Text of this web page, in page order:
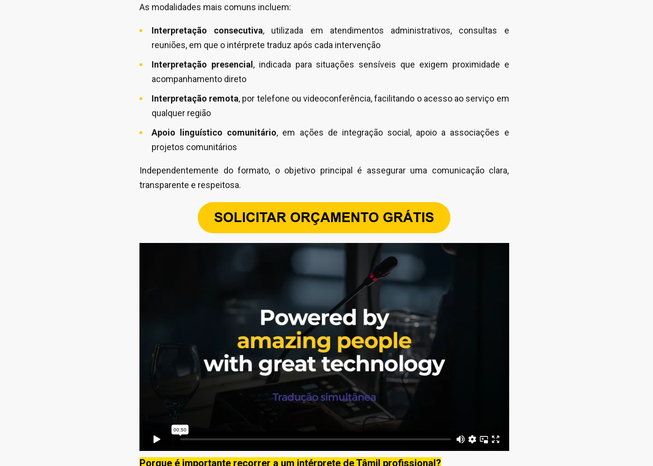
As modalidades mais comuns incluem:
Interpretação consecutiva, utilizada em atendimentos administrativos, consultas e
reuniões, em que o intérprete traduz após cada intervenção
Interpretação presencial , indicada para situações sensíveis que exigem proximidade e
acompanhamento direto
Interpretação remota, por telefone ou videoconferência, facilitando o acesso ao serviço em
qualquer região
Apoio linguístico comunitário, em ações de integração social, apoio a associações e
projetos comunitários
Independentemente do formato, o objetivo principal é assegurar uma comunicação clara,
transparente e respeitosa.
Porque é importante recorrer a um intérprete de Tâmil profissional?